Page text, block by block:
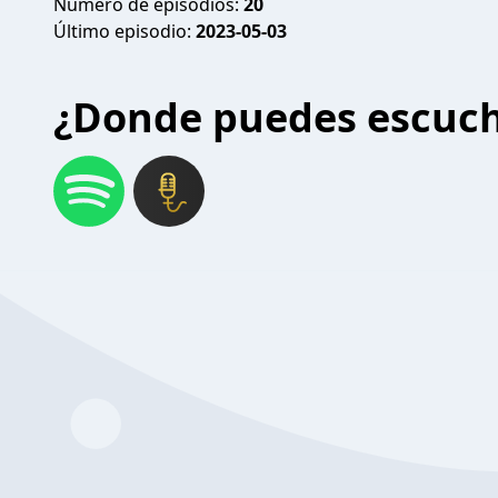
Último episodio: 2023-05-03
¿Donde puedes